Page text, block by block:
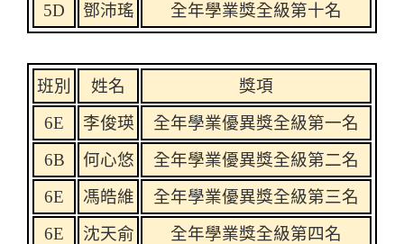
5D
鄧沛瑤 全年學業獎全級第十名
班別 姓名
獎項
6E
李俊瑛
全年學業優異獎全級第一名
6B
何心悠
全年學業優異獎全級第二名
6E
馮皓維
全年學業優異獎全級第三名
6E
沈天俞
全年學業獎全級第四名